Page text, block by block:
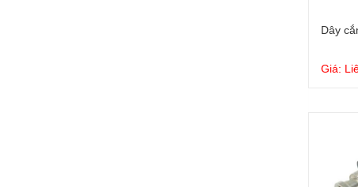
Dây
Giá: